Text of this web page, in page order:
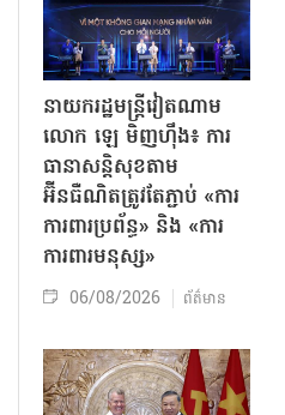
នាយករដ្ឋមន្ត្រីវៀតណាម
លោក ឡេ មិញហ៊ឹង៖ ការ
ធានាសន្តិសុខតាម
អ៊ីនធឺណិតត្រូវតែភ្ជាប់ «ការ
ការពារប្រព័ន្ធ» និង «ការ
ការពារមនុស្ស»
06/08/2026 ព័ត៌មាន